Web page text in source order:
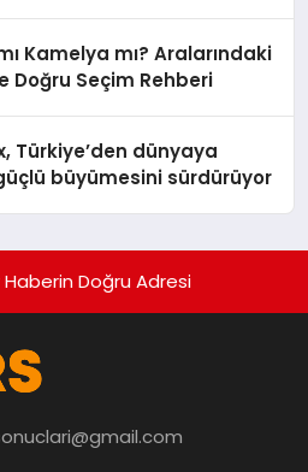
Kamelya mı? Aralarındaki
Doğru Seçim Rehberi
Türkiye’den dünyaya
büyümesini sürdürüyor
Doğru Adresi